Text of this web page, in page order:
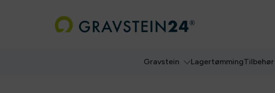
Gravstein LagertømmingTilbehør